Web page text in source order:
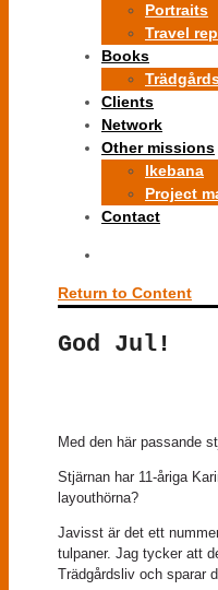
Portraits
Travel
Books
Clients
Network
Other missions
Ikebana
Project
Contact
Return to Content
God Jul!
Med den här passande
Stjärnan har 11-åriga
layouthörna?
Javisst är det ett
tulpaner. Jag tycker att
Trädgårdsliv och sparar